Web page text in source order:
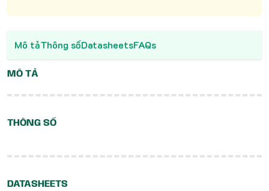
Mô tảThông sốDatasheetsFAQs
MÔ TẢ
THÔNG SỐ
DATASHEETS